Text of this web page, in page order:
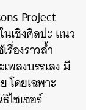
Project
เชิงศิลปะ แนว
องราวล้ำ
พลงบรรเลง มี
โดยเฉพาะ
ไซเซอร์